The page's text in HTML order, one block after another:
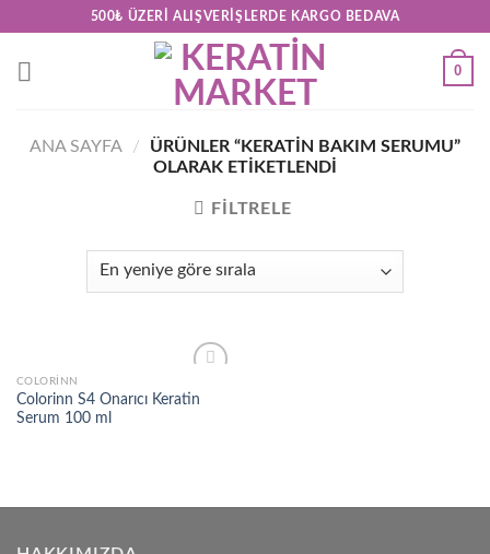
content
500₺ ÜZERI ALIŞVERIŞLERDE KARGO BEDAVA
0
ANA SAYFA /
ÜRÜNLER “KERATIN BAKIM SERUMU”
OLARAK ETIKETLENDI
FILTRELE
Add to
wishlist
COLORINN
Colorinn S4 Onarıcı Keratin
Serum 100 ml